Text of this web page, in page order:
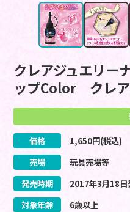
クレアジュエリ
ップColor クレア
価格 1,650円(税込)
売場
玩具売場等
発売時期
2017年3月18日
対象年齢
6歳以上